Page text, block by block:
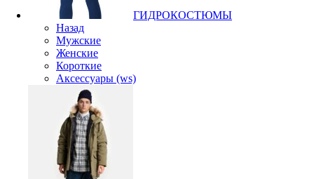
ГИДРОКОСТЮМЫ
Назад
Мужские
Женские
Короткие
Аксессуары (ws)